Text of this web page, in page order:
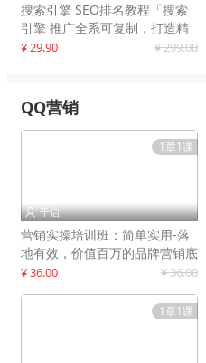
搜索引擎 SEO排名教程「搜索
引擎 推广全系可复制，打造精
准被动流量系统
¥ 29.90 ¥ 299.00
QQ营销
1章1课
 千启
营销实操培训班：简单实用-落
地有效，价值百万的品牌营销底
层逻辑
¥ 36.00 ¥ 36.00
1章1课